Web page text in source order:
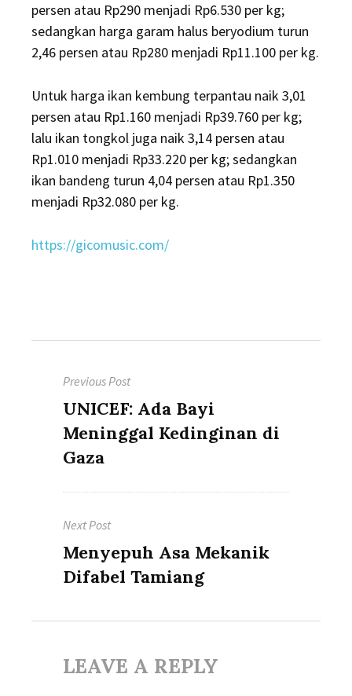
persen atau Rp290 menjadi Rp6.530 per kg;
sedangkan harga garam halus beryodium turun
2,46 persen atau Rp280 menjadi Rp11.100 per kg.
Untuk harga ikan kembung terpantau naik 3,01
persen atau Rp1.160 menjadi Rp39.760 per kg;
lalu ikan tongkol juga naik 3,14 persen atau
Rp1.010 menjadi Rp33.220 per kg; sedangkan
ikan bandeng turun 4,04 persen atau Rp1.350
menjadi Rp32.080 per kg.
https://gicomusic.com/
navigation
Previous Post
Previous
post:
UNICEF: Ada Bayi
Meninggal Kedinginan di
Gaza
Next Post
Next
post:
Menyepuh Asa Mekanik
Difabel Tamiang
LEAVE A REPLY